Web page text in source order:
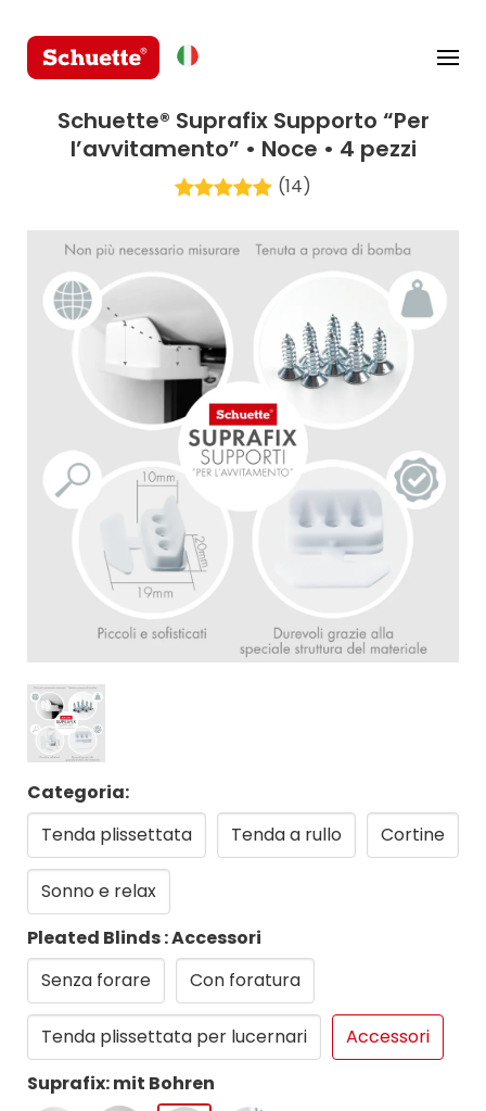
Schuette® Suprafix Supporto “Per
l’avvitamento” • Noce • 4 pezzi
(14)
Categoria:
Tenda plissettata
Tenda a rullo Cortine
Sonno e relax
Pleated Blinds : Accessori
Senza forare
Con foratura
Tenda plissettata per lucernari
Accessori
Suprafix: mit Bohren